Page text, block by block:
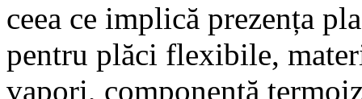
ceea ce implică prezența
pentru plăci flexibile,
vapori, componentă